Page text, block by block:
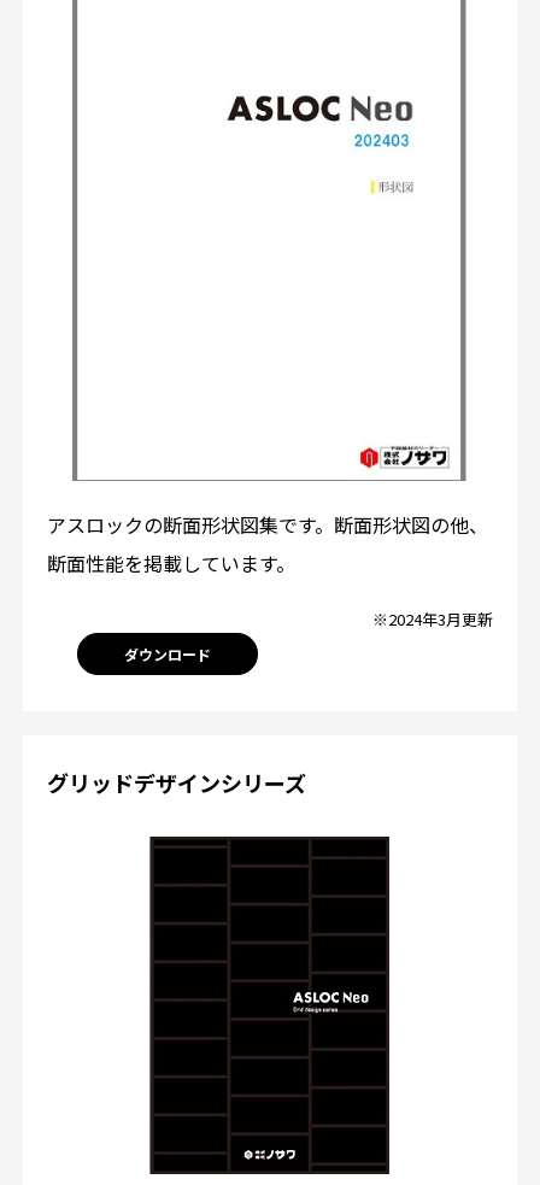
アスロックの断面形状図集です。断面形状図の他、
断面性能を掲載しています。
※2024年3月更新
ダウンロード
グリッドデザインシリーズ